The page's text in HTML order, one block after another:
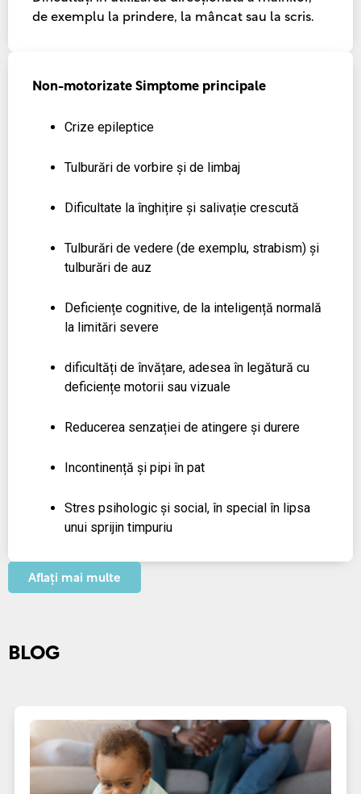
de exemplu la prindere, la mâncat sau la scris.
Non-motorizate Simptome principale
Crize epileptice
Tulburări de vorbire și de limbaj
Dificultate la înghițire și salivație crescută
Tulburări de vedere (de exemplu, strabism) și
tulburări de auz
Deficiențe cognitive, de la inteligență normală
la limitări severe
dificultăți de învățare, adesea în legătură cu
deficiențe motorii sau vizuale
Reducerea senzației de atingere și durere
Incontinență și pipi în pat
Stres psihologic și social, în special în lipsa
unui sprijin timpuriu
Aflați mai multe
BLOG